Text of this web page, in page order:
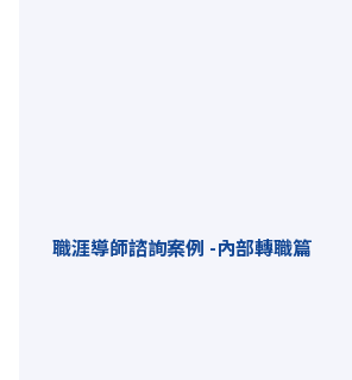
職涯導師諮詢案例 -內部轉職篇